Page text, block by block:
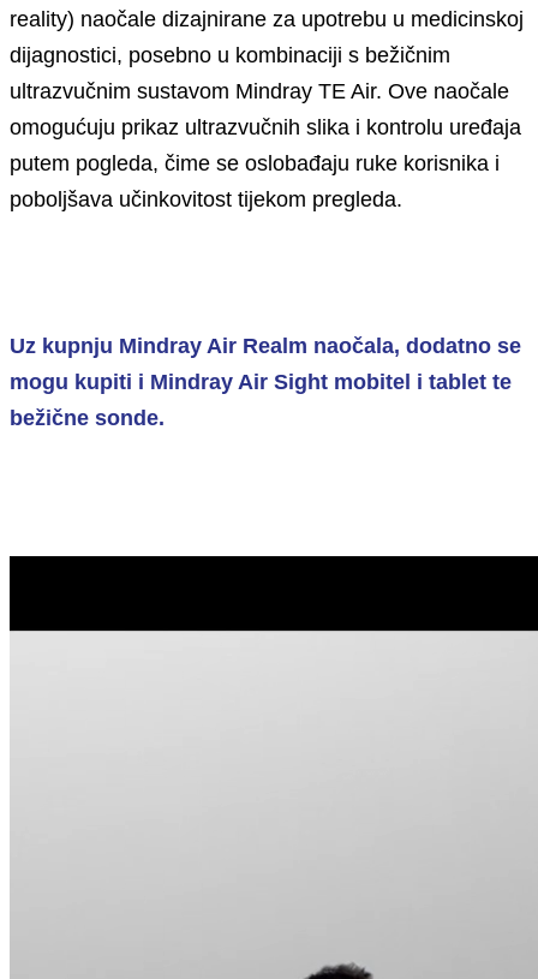
reality) naočale dizajnirane za upotrebu u medicinskoj
dijagnostici, posebno u kombinaciji s bežičnim
ultrazvučnim sustavom Mindray TE Air. Ove naočale
omogućuju prikaz ultrazvučnih slika i kontrolu uređaja
putem pogleda, čime se oslobađaju ruke korisnika i
poboljšava učinkovitost tijekom pregleda.
Uz kupnju Mindray Air Realm naočala, dodatno se
mogu kupiti i Mindray Air Sight mobitel i tablet te
bežične sonde.